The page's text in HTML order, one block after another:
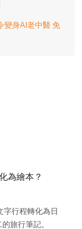
變身AI老中醫 免
為繪本？
字行程轉化為日
旅行筆記。